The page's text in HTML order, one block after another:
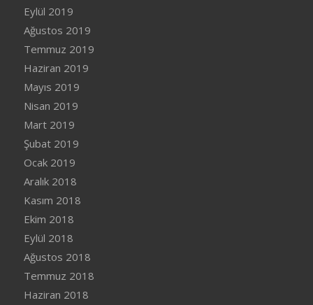
Eylül 2019
Ağustos 2019
Temmuz 2019
Haziran 2019
Mayıs 2019
Nisan 2019
Mart 2019
Şubat 2019
Ocak 2019
Aralık 2018
Kasım 2018
Ekim 2018
Eylül 2018
Ağustos 2018
Temmuz 2018
Haziran 2018